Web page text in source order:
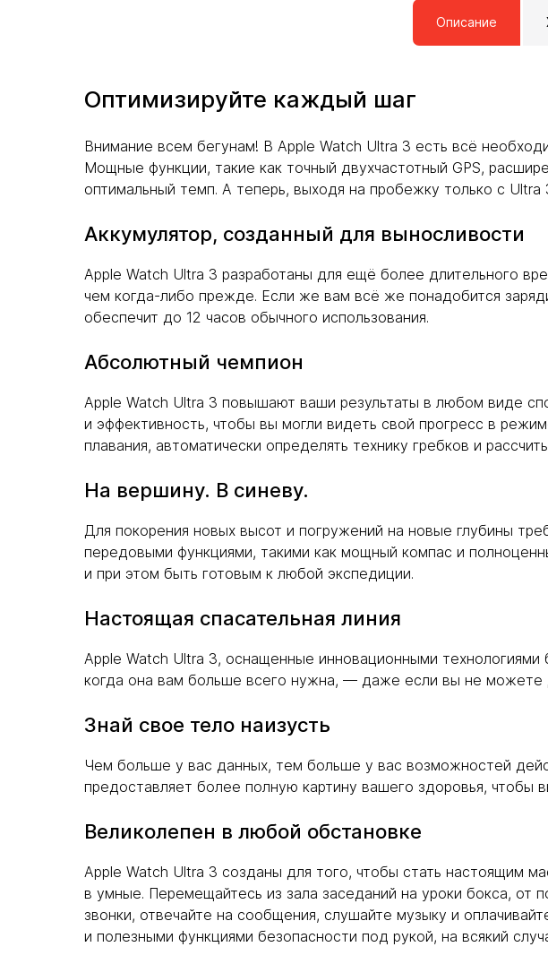
Описание
Оптимизируйте каждый шаг
Внимание всем бегунам! В Apple Watch Ultra 3 есть всё
Мощные функции, такие как точный двухчастотный GPS,
оптимальный темп. А теперь, выходя на пробежку только с
Аккумулятор, созданный для выносливости
Apple Watch Ultra 3 разработаны для ещё более длительного
чем когда-либо прежде. Если же вам всё же понадобится
обеспечит до 12 часов обычного использования.
Абсолютный чемпион
Apple Watch Ultra 3 повышают ваши результаты в любом виде
и эффективность, чтобы вы могли видеть свой прогресс в
плавания, автоматически определять технику гребков и
На вершину. В синеву.
Для покорения новых высот и погружений на новые глубины
передовыми функциями, такими как мощный компас и
и при этом быть готовым к любой экспедиции.
Настоящая спасательная линия
Apple Watch Ultra 3, оснащенные инновационными
когда она вам больше всего нужна, — даже если вы не можете
Знай свое тело наизусть
Чем больше у вас данных, тем больше у вас возможностей
предоставляет более полную картину вашего здоровья, чтобы
Великолепен в любой обстановке
Apple Watch Ultra 3 созданы для того, чтобы стать настоящим
в умные. Перемещайтесь из зала заседаний на уроки бокса, от
звонки, отвечайте на сообщения, слушайте музыку и
и полезными функциями безопасности под рукой, на всякий